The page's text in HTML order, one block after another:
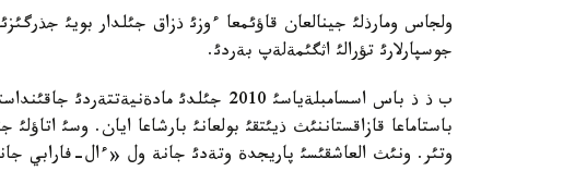
ولجاس ومارذلئ جينالعان قاؤئمعا ءوزئ ذزاق جئلدار بويئ
جوسپارلارئ تؤرالئ اثگئمةلةپ بةردئ.
ب ذ ذ باس اسسامبلةياسئ 2010 جئلدئ
باستاماعا قازاقستاننئث ذيئتقئ بولعانئ بارشاعا ايان. وسئ
وتئر. ونئث العاشقئسئ پاريجدة وتةدئ جانة ول «ءال-فارابي